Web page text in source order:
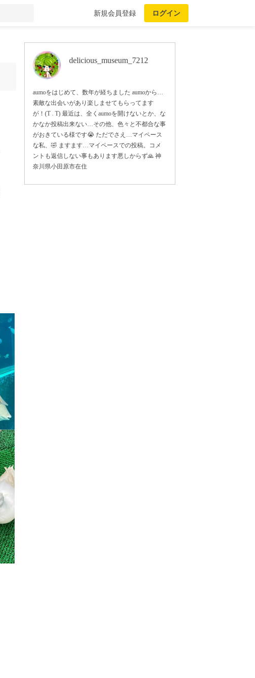
新規会員登録 ログイン
delicious_museum_7212
aumoをはじめて、数年が経ちました aumoから…
素敵な出会いがあり楽しませてもらってます
が！(T . T) 最近は、全くaumoを開けないとか、な
かなか投稿出来ない…その他、色々と不都合な事
がおきている様です😭 ただでさえ…マイペース
な私、🤣 ますます…マイペースでの投稿。コメ
ントも返信しない事もあります悪しからず🙏 神
奈川県小田原市在住